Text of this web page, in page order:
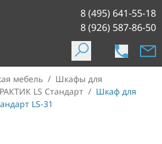
8 (495) 641-55-18
8 (926) 587-86-50
мебель / Шкафы для
LS Стандарт / Шкаф для
LS-31